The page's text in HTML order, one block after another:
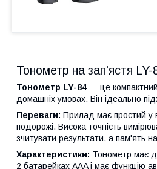
Тонометр на зап'ястя LY-
Тонометр LY-84— це
домашніх умовах. Він ідеально
Переваги: Прилад має простий у
подорожі. Висока точність
зчитувати результати, а пам'ять
Характеристики: Тонометр має
2 батарейках AAA і має функцію